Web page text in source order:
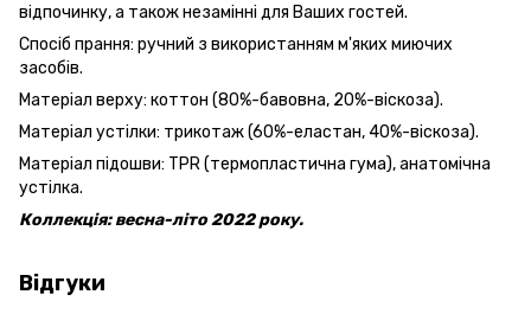
відпочинку, а також незамінні для Ваших гостей.
Спосіб прання: ручний з використанням м'яких миючих
засобів.
Матеріал верху: коттон (80%-бавовна, 20%-віскоза).
Матеріал устілки: трикотаж (60%-еластан, 40%-віскоза).
Матеріал підошви: TPR (термопластична гума), анатомічна
устілка.
Коллекція: весна-літо 2022 року.
Відгуки